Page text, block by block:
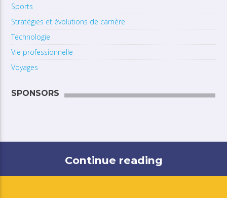
Sports
Stratégies et évolutions de carrière
Technologie
Vie professionnelle
Voyages
SPONSORS
Continue reading